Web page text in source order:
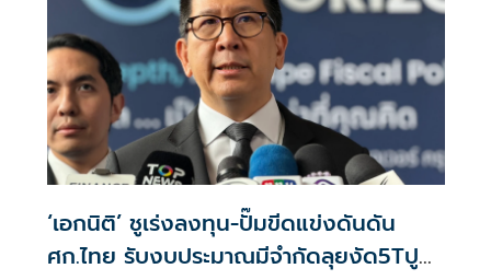
‘เอกนิติ’ ชูเร่งลงทุน-ปั๊มขีดแข่งดันดัน
ศก.ไทย รับงบประมาณมีจำกัดลุยงัด5Tปู